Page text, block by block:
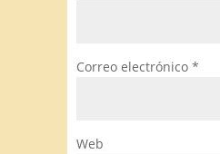
Correo electrónico *
Web